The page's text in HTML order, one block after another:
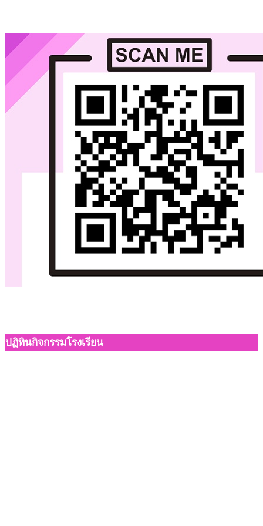
ปฏิทินกิจกรรมโรงเรียน